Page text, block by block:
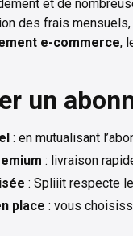
et de
des frais
e-commerce,
un
: en mutualisant
: livraison
: Spliiit respecte
place : vous